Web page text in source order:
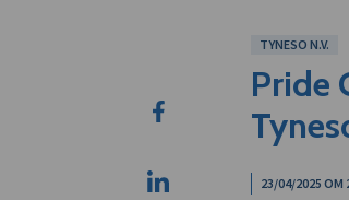
TYNESO N.V.
Pride
23/04/2025